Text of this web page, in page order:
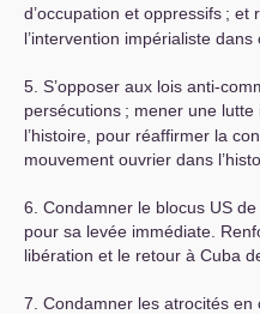
d’occupation et oppressifs ; et
l’intervention impérialiste dans
5. S’opposer aux lois anti-
persécutions ; mener une
l’histoire, pour réaffirmer la
mouvement ouvrier dans
6. Condamner le blocus US de
pour sa levée immédiate.
libération et le retour à Cuba
7. Condamner les atrocités